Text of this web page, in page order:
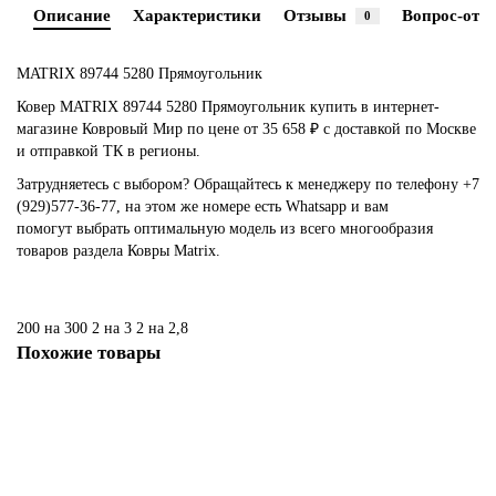
Описание Характеристики Отзывы 0 Вопрос-
MATRIX 89744 5280 Прямоугольник
Ковер MATRIX 89744 5280 Прямоугольник купить в интернет-
магазине Ковровый Мир по цене от 35 658 ₽ с доставкой по Москве
и отправкой ТК в регионы.
Затрудняетесь с выбором? Обращайтесь к менеджеру по телефону +7
(929)577-36-77, на этом же номере есть Whatsapp и вам
помогут выбрать оптимальную модель из всего многообразия
товаров раздела Ковры Matrix.
200 на 300 2 на 3 2 на 2,8
Похожие товары